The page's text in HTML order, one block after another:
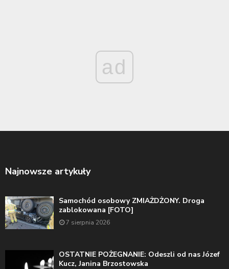
ad
Najnowsze artykuły
Samochód osobowy ZMIAŻDŻONY. Droga
zablokowana [FOTO]
7 sierpnia 2026
OSTATNIE POŻEGNANIE: Odeszli od nas Józef
Kucz, Janina Brzostowska